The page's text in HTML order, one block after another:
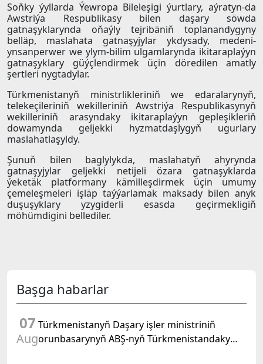
Soňky ýyllarda Ýewropa Bileleşigi ýurtlary, aýratyn-da
Awstriýa Respublikasy bilen daşary söwda
gatnaşyklarynda oňaýly tejribäniň toplanandygyny
belläp, maslahata gatnaşyjylar ykdysady, medeni-
ynsanperwer we ylym-bilim ulgamlarynda ikitaraplaýyn
gatnaşyklary güýçlendirmek üçin döredilen amatly
şertleri nygtadylar.
Türkmenistanyň ministrlikleriniň we edaralarynyň,
telekeçileriniň wekilleriniň Awstriýa Respublikasynyň
wekilleriniň arasyndaky ikitaraplaýyn gepleşikleriň
dowamynda geljekki hyzmatdaşlygyň ugurlary
maslahatlaşyldy.
Şunuň bilen baglylykda, maslahatyň ahyrynda
gatnaşyjylar geljekki netijeli özara gatnaşyklarda
ýeketäk platformany kämilleşdirmek üçin umumy
çemeleşmeleri işläp taýýarlamak maksady bilen anyk
duşuşyklary yzygiderli esasda geçirmekligiň
möhümdigini bellediler.
Başga habarlar
07
Aug
Türkmenistanyň Daşary işler ministriniň
orunbasarynyň ABŞ-nyň Türkmenistandaky